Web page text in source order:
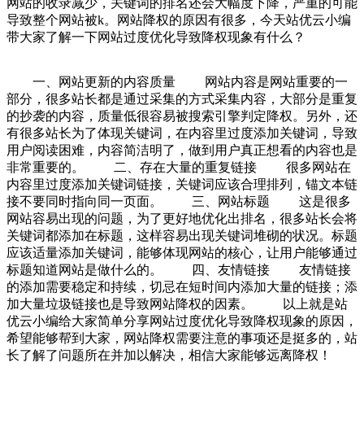
网站的收录减少，关键词的排名还会大幅度下降，严重的可能
导致整个网站被k。网站降权的原因有很多，今天站优云小编
带大家了解一下网站过度优化导致降权现象有什么？
一、网站更新的内容质量 网站内容是网站重要的一
部分，很多站长都是通过采集的方式采集内容，大部分是重复
的抄袭的内容，质量低很容易被搜索引擎判定降权。另外，还
有很多站长为了体现关键词，在内容里过度添加关键词，导致
用户阅读困难，内容简洁明了，做到用户真正想看的内容也是
非常重要的。 二、存在大量的重复链接 很多网站在
内容里过度添加关键词链接，关键词应该合理排列，锚文本链
接不要同时指向同一页面。 三、网站标题 这是很多
网站容易出现的问题，为了更好地优化出排名，很多站长会将
关键词都添加在标题，这样容易出现关键词堆砌的状况。标题
应该适量添加关键词，能够体现网站的核心，让用户能够通过
标题知道网站是做什么的。 四、友情链接 友情链接
的添加需要稳定和持续，切忌在短时间内添加大量的链接；添
加大量垃圾链接也是导致网站降权的因素。 以上就是站
优云小编给大家简单分享网站过度优化导致降权现象的原因，
希望能够帮到大家，网站降权需要注意的事项还是挺多的，站
长了解了问题所在并加以解决，相信大家能够远离降权！